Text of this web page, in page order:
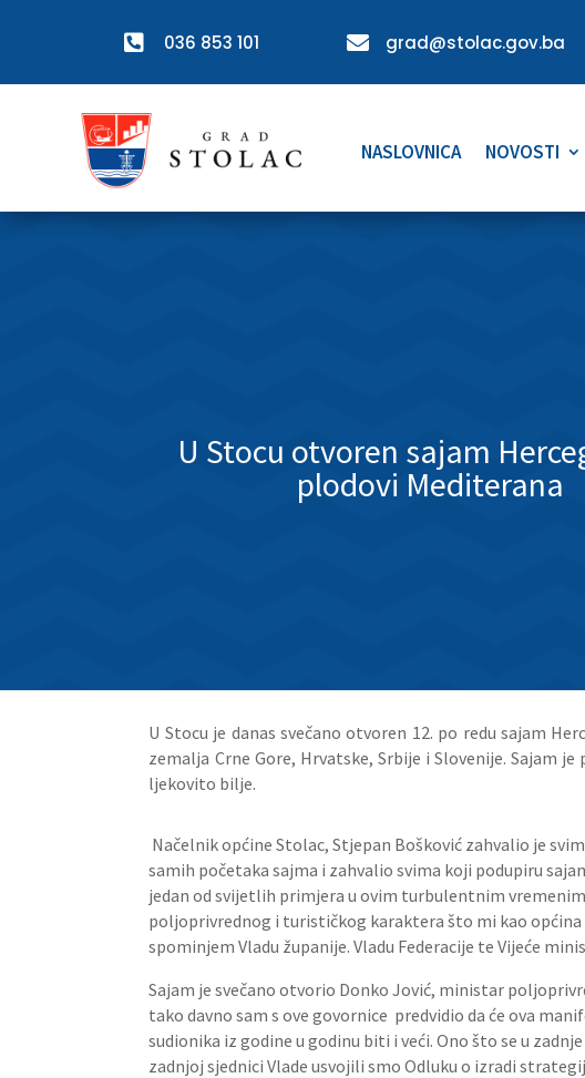
 036 853 101  grad@stolac.gov.ba
NASLOVNICA NOVOSTI
U Stocu otvoren sajam
plodovi Mediterana
U Stocu je danas svečano otvoren 12. po redu sajam
zemalja Crne Gore, Hrvatske, Srbije i Slovenije. Sajam
ljekovito bilje.
Načelnik općine Stolac, Stjepan Bošković zahvalio je
samih početaka sajma i zahvalio svima koji podupiru
jedan od svijetlih primjera u ovim turbulentnim
poljoprivrednog i turističkog karaktera što mi kao
spominjem Vladu županije. Vladu Federacije te Vijeće
Sajam je svečano otvorio Donko Jović, ministar
tako davno sam s ove govornice predvidio da će ova
sudionika iz godine u godinu biti i veći. Ono što se u
zadnjoj sjednici Vlade usvojili smo Odluku o izradi